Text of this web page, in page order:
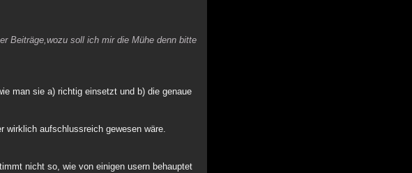
Beiträge,wozu soll ich mir die Mühe denn bitte
man sie a) richtig einsetzt und b) die genaue
wirklich aufschlussreich gewesen wäre.
nicht so, wie von einigen usern behauptet